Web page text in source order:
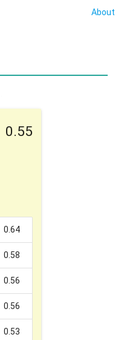
About
0.55
0.64
0.58
0.56
0.56
0.53